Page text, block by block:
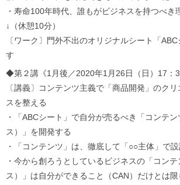
・寿命100年時代、誰もがビジネスを持つべき
↓（休憩10分）
〔ワーク〕門外不出のオリジナルシート「
す
◆第２講《1月後／2020年1月26日（日）17：
〔講義〕コンテンツ主義で「商品開発」のク
スを整える
・「ABCシート」で自分が売るべき「コンテ
ス）」を開発する
・「コンテンツ」は、徹底して「○○主体」で設
・今から創ろうとしているビジネスの「コン
ス）」は自分ができること（CAN）だけとは